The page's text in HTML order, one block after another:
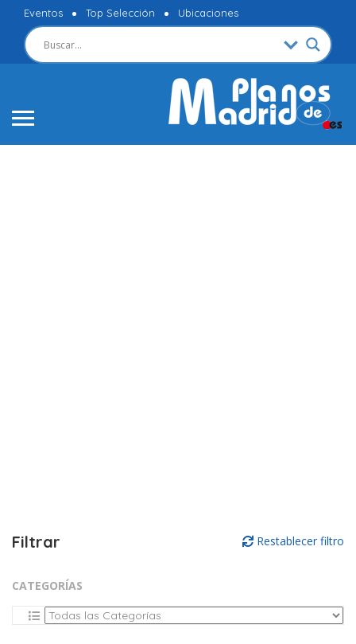
Eventos Top Selección Ubicaciones
Filtrar Restablecer filtro
CATEGORÍAS